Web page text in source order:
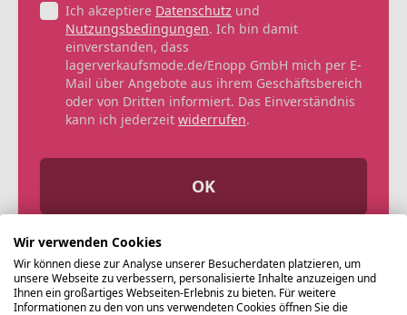
Ich akzeptiere Datenschutz und
Nutzungsbedingungen. Ich bin damit
einverstanden, dass
lagerverkaufsmode.de/Enopp GmbH mich per E-
Mail über Angebote aus ihrem Geschäftsbereich
oder von Dritten informiert. Das Einverständnis
kann ich jederzeit widerrufen.
OK
Wir verwenden Cookies
Wir können diese zur Analyse unserer Besucherdaten platzieren, um
unsere Webseite zu verbessern, personalisierte Inhalte anzuzeigen und
Ihnen ein großartiges Webseiten-Erlebnis zu bieten. Für weitere
Informationen zu den von uns verwendeten Cookies öffnen Sie die